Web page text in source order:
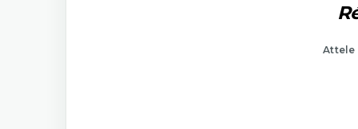
Attele